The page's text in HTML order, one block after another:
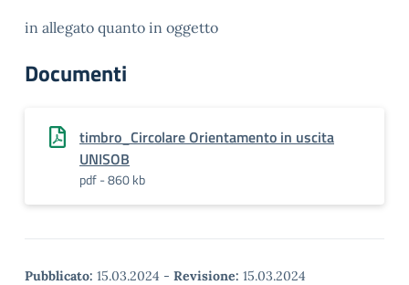
in allegato quanto in oggetto
Documenti
timbro_Circolare Orientamento in uscita
UNISOB
pdf - 860 kb
Pubblicato: 15.03.2024 - Revisione: 15.03.2024